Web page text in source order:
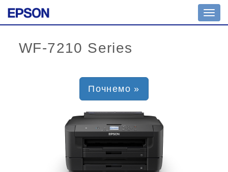
Почнемо »